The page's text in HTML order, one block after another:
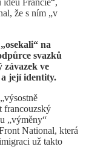
že s ním „v
na
svazků
závazek ve
její identity.
francouzský
„výměny“
National, která
už takto